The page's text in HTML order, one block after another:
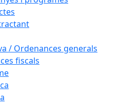
/ Ordenances generals
fiscals